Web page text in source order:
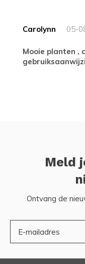
Carolynn 05-
Mooie planten , alleen jammer geen
Meld
Ontvang de